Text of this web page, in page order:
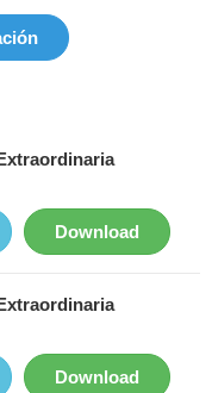
Download
Download